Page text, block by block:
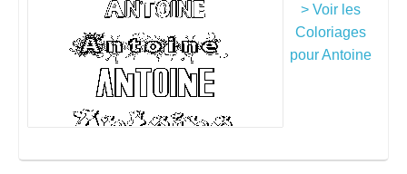
> Voir les
Coloriages
pour Antoine